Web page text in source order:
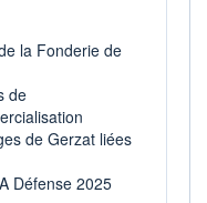
la Fonderie de
de
de Gerzat liées
Défense 2025